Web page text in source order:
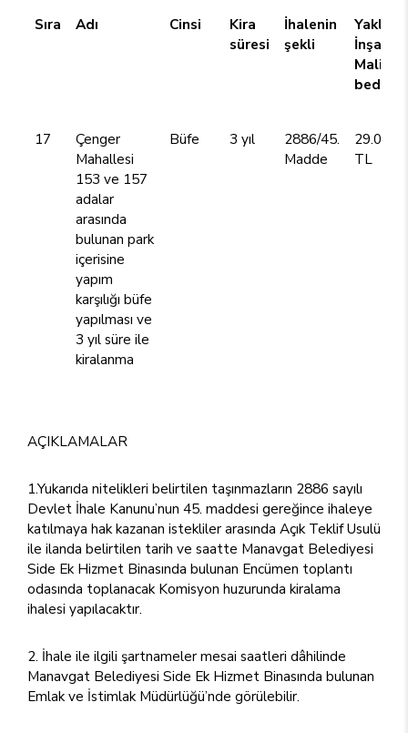
Sıra Adı Cinsi
Kira
süresi
İhalenin
şekli
Yaklaşık
İnşaat
Maliyet
bedeli
17
Çenger
Mahallesi
153 ve 157
adalar
arasında
bulunan park
içerisine
yapım
karşılığı büfe
yapılması ve
3 yıl süre ile
kiralanma
Büfe 3 yıl
2886/45.
Madde
TL
AÇIKLAMALAR
1.Yukarıda nitelikleri belirtilen taşınmazların 2886 sayılı
Devlet İhale Kanunu’nun 45. maddesi gereğince ihaleye
katılmaya hak kazanan istekliler arasında Açık Teklif Usulü
ile ilanda belirtilen tarih ve saatte Manavgat Belediyesi
Side Ek Hizmet Binasında bulunan Encümen toplantı
odasında toplanacak Komisyon huzurunda kiralama
ihalesi yapılacaktır.
İhale ile ilgili şartnameler mesai saatleri dâhilinde
Manavgat Belediyesi Side Ek Hizmet Binasında bulunan
Emlak ve İstimlak Müdürlüğü’nde görülebilir.